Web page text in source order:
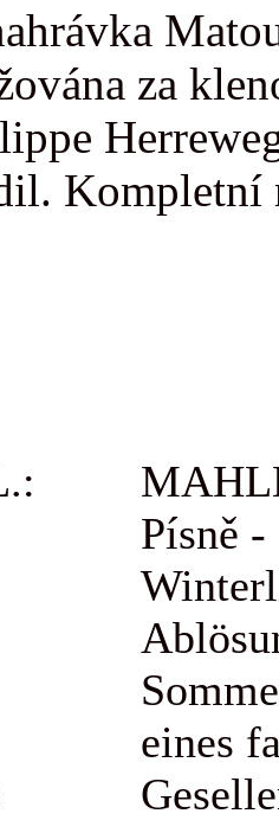
za
Kompletní
Písně
eines